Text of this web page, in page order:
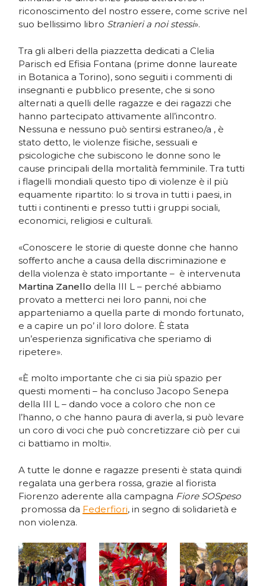
riconoscimento del nostro essere, come scrive nel
suo bellissimo libro Stranieri a noi stessi».
Tra gli alberi della piazzetta dedicati a Clelia
Parisch ed Efisia Fontana (prime donne laureate
in Botanica a Torino), sono seguiti i commenti di
insegnanti e pubblico presente, che si sono
alternati a quelli delle ragazze e dei ragazzi che
hanno partecipato attivamente all’incontro.
Nessuna e nessuno può sentirsi estraneo/a , è
stato detto, le violenze fisiche, sessuali e
psicologiche che subiscono le donne sono le
cause principali della mortalità femminile. Tra tutti
i flagelli mondiali questo tipo di violenze è il più
equamente ripartito: lo si trova in tutti i paesi, in
tutti i continenti e presso tutti i gruppi sociali,
economici, religiosi e culturali.
«Conoscere le storie di queste donne che hanno
sofferto anche a causa della discriminazione e
della violenza è stato importante – è intervenuta
Martina Zanello della III L – perché abbiamo
provato a metterci nei loro panni, noi che
apparteniamo a quella parte di mondo fortunato,
e a capire un po’ il loro dolore. È stata
un’esperienza significativa che speriamo di
ripetere».
«È molto importante che ci sia più spazio per
questi momenti – ha concluso Jacopo Senepa
della III L – dando voce a coloro che non ce
l’hanno, o che hanno paura di averla, si può levare
un coro di voci che può concretizzare ciò per cui
ci battiamo in molti».
A tutte le donne e ragazze presenti è stata quindi
regalata una gerbera rossa, grazie al fiorista
Fiorenzo aderente alla campagna Fiore SOSpeso
promossa da Federfiori, in segno di solidarietà e
non violenza.